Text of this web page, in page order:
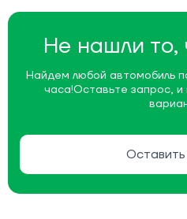
Не нашли то,
Найдем любой автомобиль
часа!Оставьте запрос,
Оставить